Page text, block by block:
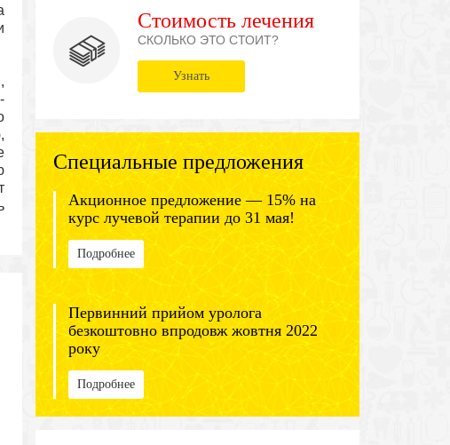
Стоимость лечения
СКОЛЬКО ЭТО СТОИТ?
Узнать
Специальные предложения
Акционное предложение — 15% на
курс лучевой терапии до 31 мая!
Подробнее
Первинний прийом уролога
безкоштовно впродовж жовтня 2022
року
Подробнее